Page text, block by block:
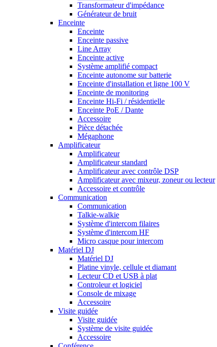
Transformateur d'impédance
Générateur de bruit
Enceinte
Enceinte
Enceinte passive
Line Array
Enceinte active
Système amplifié compact
Enceinte autonome sur batterie
Enceinte d'installation et ligne 100 V
Enceinte de monitoring
Enceinte Hi-Fi / résidentielle
Enceinte PoE / Dante
Accessoire
Pièce détachée
Mégaphone
Amplificateur
Amplificateur
Amplificateur standard
Amplificateur avec contrôle DSP
Amplificateur avec mixeur, zoneur ou lecteur
Accessoire et contrôle
Communication
Communication
Talkie-walkie
Système d'intercom filaires
Système d'intercom HF
Micro casque pour intercom
Matériel DJ
Matériel DJ
Platine vinyle, cellule et diamant
Lecteur CD et USB à plat
Controleur et logiciel
Console de mixage
Accessoire
Visite guidée
Visite guidée
Système de visite guidée
Accessoire